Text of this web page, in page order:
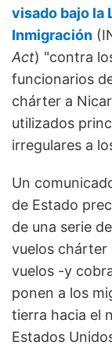
visado bajo la
Inmigración
Act) "contra
funcionarios
chárter a
utilizados
irregulares a
Un
de Estado
de una serie
vuelos chárter
vuelos -y
ponen a los
tierra hacia el
Estados